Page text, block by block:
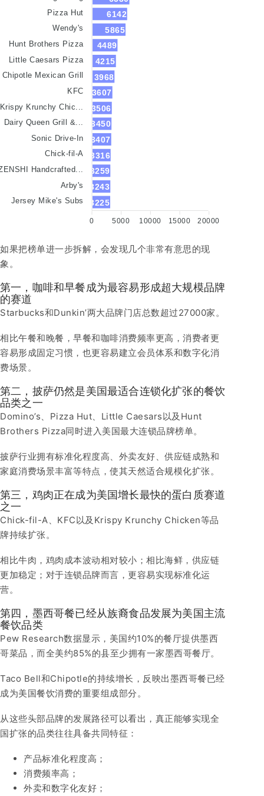
6142
5865
4489
4215
3968
3607
3506
3450
3407
3316
3259
3243
3225
Pizza Hut
Wendy's
Hunt Brothers Pizza
Little Caesars Pizza
Chipotle Mexican Grill
KFC
Krispy Krunchy Chic...
Dairy Queen Grill &...
Sonic Drive-In
Chick-fil-A
Handcrafted...
Arby's
Jersey Mike's Subs
20000
15000
10000
5000
0
如果把榜单进一步拆解，会发现几个非常有意思的现
象。
第一，咖啡和早餐成为最容易形成超大规模品牌
的赛道
Starbucks和Dunkin’两大品牌门店总数超过27000家。
相比午餐和晚餐，早餐和咖啡消费频率更高，消费者更
容易形成固定习惯，也更容易建立会员体系和数字化消
费场景。
第二，披萨仍然是美国最适合连锁化扩张的餐饮
品类之一
Domino’s、Pizza Hut、Little Caesars以及Hunt
Brothers Pizza同时进入美国最大连锁品牌榜单。
披萨行业拥有标准化程度高、外卖友好、供应链成熟和
家庭消费场景丰富等特点，使其天然适合规模化扩张。
第三，鸡肉正在成为美国增长最快的蛋白质赛道
之一
Chick-fil-A、KFC以及Krispy Krunchy Chicken等品
牌持续扩张。
相比牛肉，鸡肉成本波动相对较小；相比海鲜，供应链
更加稳定；对于连锁品牌而言，更容易实现标准化运
营。
第四，墨西哥餐已经从族裔食品发展为美国主流
餐饮品类
Pew Research数据显示，美国约10%的餐厅提供墨西
哥菜品，而全美约85%的县至少拥有一家墨西哥餐厅。
Taco Bell和Chipotle的持续增长，反映出墨西哥餐已经
成为美国餐饮消费的重要组成部分。
从这些头部品牌的发展路径可以看出，真正能够实现全
国扩张的品类往往具备共同特征：
产品标准化程度高；
消费频率高；
外卖和数字化友好；